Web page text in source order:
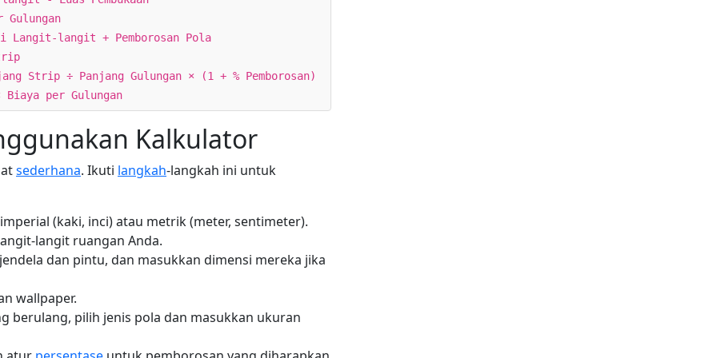
Gulungan
Langit-langit + Pemborosan Pola
Strip ÷ Panjang Gulungan × (1 + % Pemborosan)
Biaya per Gulungan
Kalkulator
sederhana. Ikuti langkah-langkah ini untuk
(kaki, inci) atau metrik (meter, sentimeter).
langit ruangan Anda.
dan pintu, dan masukkan dimensi mereka jika
wallpaper.
berulang, pilih jenis pola dan masukkan ukuran